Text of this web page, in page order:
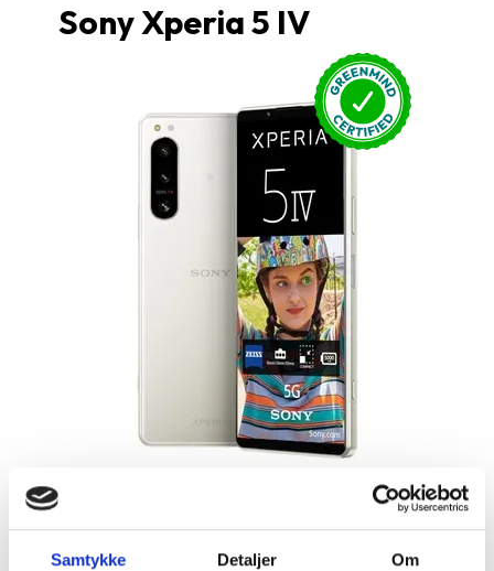
Samtykke Detaljer Om
Sony Xperia 5 IV